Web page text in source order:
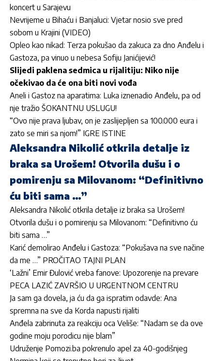
koncert u Sarajevu
Nevrijeme u Bihaću i Banjaluci: Vjetar nosio sve pred
sobom u Krajini (VIDEO)
Opleo kao nikad: Terza pokušao da zakuca za dno Anđelu i
Gastoza, pa vinuo u nebesa Sofiju Janićijević!
Slijedi paklena sedmica u rijalitiju: Niko nije
očekivao da će ona biti novi vođa
Aneli i Gastoz na aparatima: Luka iznenadio Anđelu, pa od
nje tražio ŠOKANTNU USLUGU!
“Ovo nije prava ljubav, on je zaslijepljen sa 100.000 eura i
zato se miri sa njom!” IGRE ISTINE
Aleksandra Nikolić otkrila detalje iz
braka sa Urošem! Otvorila dušu i o
pomirenju sa Milovanom: “Definitivno
ću biti sama …”
Aleksandra Nikolić otkrila detalje iz braka sa Urošem!
Otvorila dušu i o pomirenju sa Milovanom: “Definitivno ću
biti sama …”
Karić demolirao Anđelu i Gastoza: “Pokušava na sve načine
da me …” PROČITAO TAJNI PLAN
‘Lažni’ Emir Đulović vreba fanove: Upozorenje na prevare
PECA LAZIĆ ZAVRŠIO U URGENTNOM CENTRU
Ja sam ga dovela, ja ću da ga ispratim odavde: Ana
spremna na sve da Korda napusti rijaliti
Anđela zabrinuta za reakciju oca Veliše: “Nadam se da ove
godine moju porodicu nije blam”
Udruženje Pomozi.ba pokrenulo apel za 40-godišnjeg